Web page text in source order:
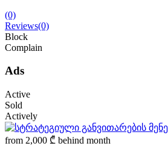
(0)
Reviews(0)
Block
Complain
Ads
Active
Sold
Actively
from 2,000 ₾ behind month